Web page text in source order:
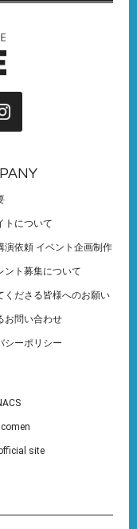
トについて
演依頼 イベント企画制作
ント募集について
くださる皆様へのお願い
お問い合わせ
シーポリシー
site